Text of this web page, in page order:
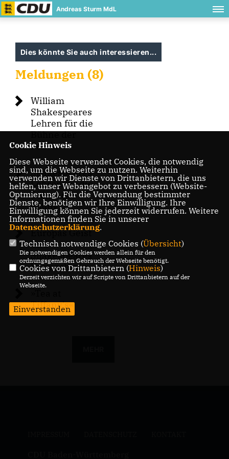
Andreas Sturm MdL
Dies könnte Sie auch interessieren...
Meldungen (8)
William
Shakespeares
Lehren für die
Bühne der
Politik
Shakespeares
Lehren für die
Bühne der
Politik
Europas Geist
und
Shakespeares
Vermächtnis
Tiffany's«
Cookie Hinweis
Diese Webseite verwendet Cookies, die notwendig
sind, um die Webseite zu nutzen. Weiterhin
verwenden wir Dienste von Drittanbietern, die uns
helfen, unser Webangebot zu verbessern (Website-
Optmierung). Für die Verwendung bestimmter
Dienste, benötigen wir Ihre Einwilligung. Ihre
Einwilligung können Sie jederzeit widerrufen. Weitere
Informationen finden Sie in unserer
Datenschutzerklärung.
Technisch notwendige Cookies (Übersicht)
Die notwendigen Cookies werden allein für den
ordnungsgemäßen Gebrauch der Webseite benötigt.
Cookies von Drittanbietern (Hinweis)
Derzeit verzichten wir auf Scripte von Drittanbietern auf der
Webseite.
Einverstanden